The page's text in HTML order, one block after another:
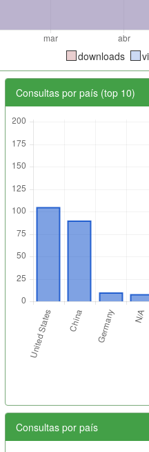
downloads
Consultas por país (top 10)
Consultas por país